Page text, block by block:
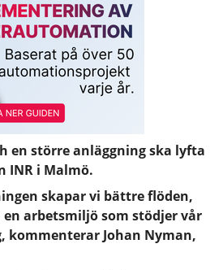
en större anläggning ska lyfta
INR i Malmö.
skapar vi bättre flöden,
arbetsmiljö som stödjer vår
Johan Nyman,